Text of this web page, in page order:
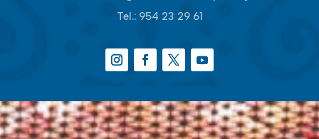
Tel.: 954 23 29 61